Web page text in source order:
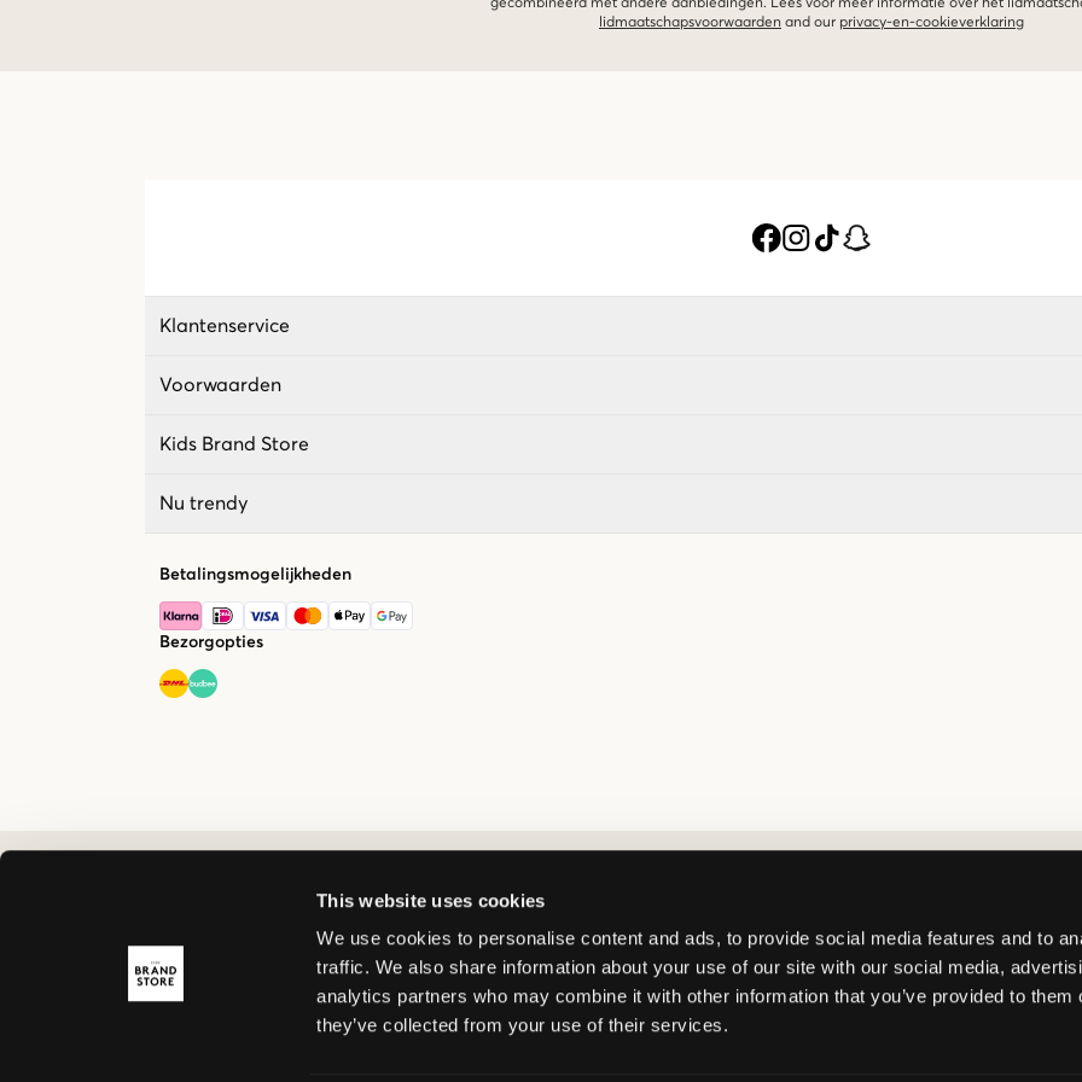
This website uses cookies
We use cookies to personalise content and ads, to provide social media features and to
traffic. We also share information about your use of our site with our social media,
analytics partners who may combine it with other information that you’ve provided to them
they’ve collected from your use of their services.
gecombineerd met andere aanbiedingen. Lees voor meer informatie over het
lidmaatschapsvoorwaarden and our privacy-en-cookieverklaring
Klantenservice
Voorwaarden
Kids Brand Store
Nu trendy
Betalingsmogelijkheden
Bezorgopties